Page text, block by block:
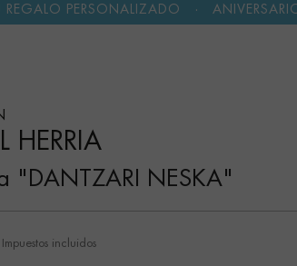
· ANIVERSARIOS
HERRIA
"DANTZARI NESKA"
Impuestos incluidos